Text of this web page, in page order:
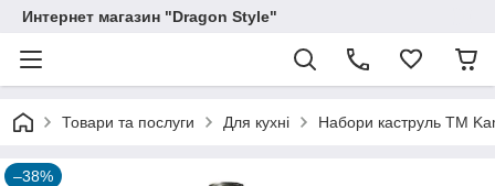
Интернет магазин "Dragon Style"
Товари та послуги Для кухні Набори каструль ТМ
–38%